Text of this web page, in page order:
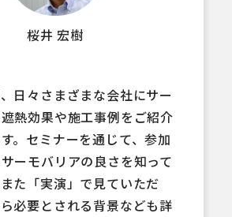
桜井 宏樹
日々さまざまな会社にサー
熱効果や施工事例をご紹介
。セミナーを通じて、参加
ーモバリアの良さを知って
た「実演」で見ていただ
必要とされる背景なども詳